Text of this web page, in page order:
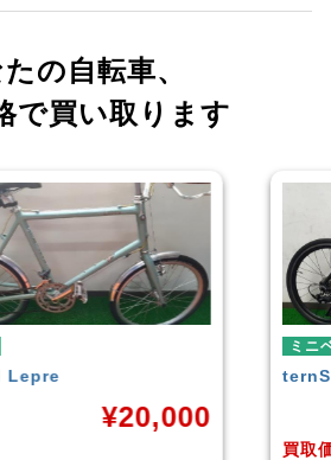
の自転車、
で買い取ります
2021年モデル
¥33,249
ミニ
買取